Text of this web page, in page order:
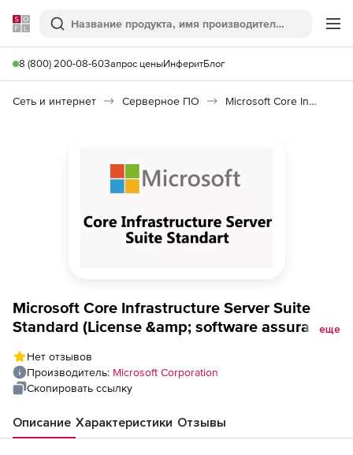
Softline
Поиск
8 (800) 200-08-60Запрос ценыИнферитБлог
Сеть и интернет Серверное ПО Microsoft Core Infrastructure Server Suite Standard
Microsoft Core Infrastructure Server Suite
Standard (License &amp; software assurance,
product 1 Year Acquired Year 2, without
System Center Server License
еще
Нет отзывов
Производитель: Microsoft Corporation
Скопировать ссылку
Описание Характеристики Отзывы